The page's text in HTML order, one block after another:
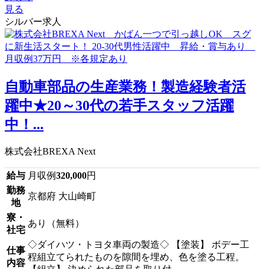
見る
シルバー求人
自動車部品の生産業務！製造経験者活
躍中★20～30代の若手スタッフ活躍
中！...
株式会社BREXA Next
給与 月収例320,000円
勤務
地
京都府 大山崎町
寮・
社宅
あり（無料）
仕事
内容
◇ダイハツ・トヨタ車両の製造◇ 【塗装】 ボデー工
程組立てられたものを隙間を埋め、色を塗る工程。